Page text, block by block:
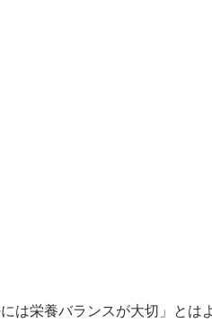
栄養バランスが大切」とは